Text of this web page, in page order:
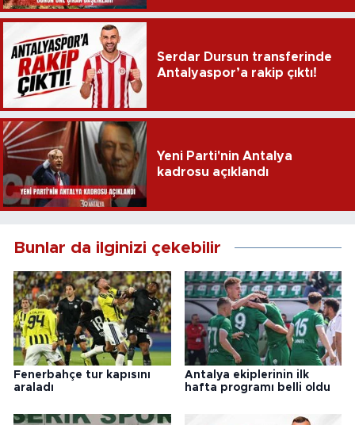
Serdar Dursun transferinde
Antalyaspor’a rakip çıktı!
Yeni Parti'nin Antalya
kadrosu açıklandı
Bunlar da ilginizi çekebilir
Fenerbahçe tur kapısını
araladı
Antalya ekiplerinin ilk
hafta programı belli oldu